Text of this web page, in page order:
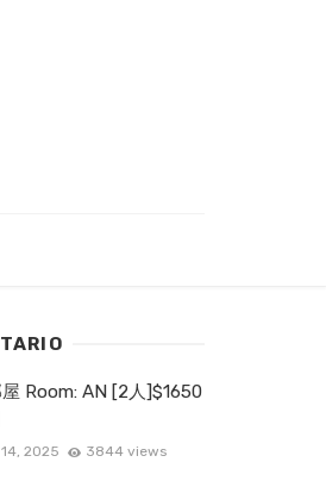
Room: AN [2人]$1650
2025 3844 views